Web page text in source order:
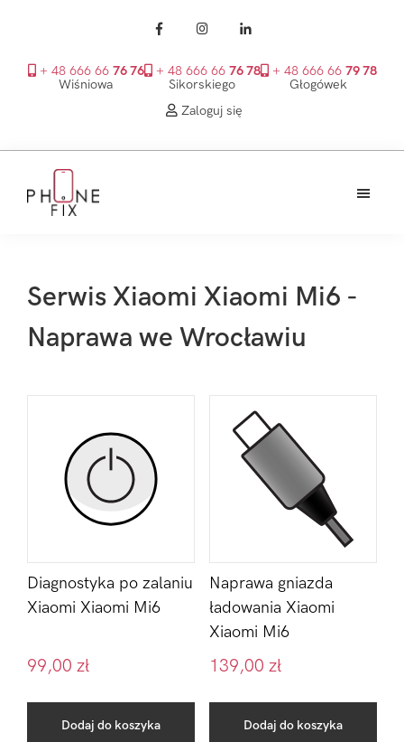
+ 48 666 66 76 76
Wiśniowa
+ 48 666 66 76 78
Sikorskiego
+ 48 666 66 79 78
Głogówek
Zaloguj się
głównego
Serwis Xiaomi Xiaomi Mi6 -
Naprawa we Wrocławiu
Diagnostyka po zalaniu
Xiaomi Xiaomi Mi6
99,00 zł
Dodaj do koszyka
Naprawa gniazda
ładowania Xiaomi
Xiaomi Mi6
139,00 zł
Dodaj do koszyka